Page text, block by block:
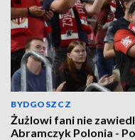
BYDGOSZCZ
Żużlowi fani nie
Abramczyk Polonia -